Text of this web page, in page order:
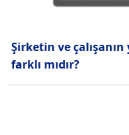
Şirketin ve
farklı mıdır?